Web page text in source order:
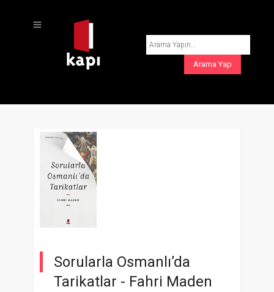
Sorularla Osmanlı’da
Tarikatlar - Fahri Maden